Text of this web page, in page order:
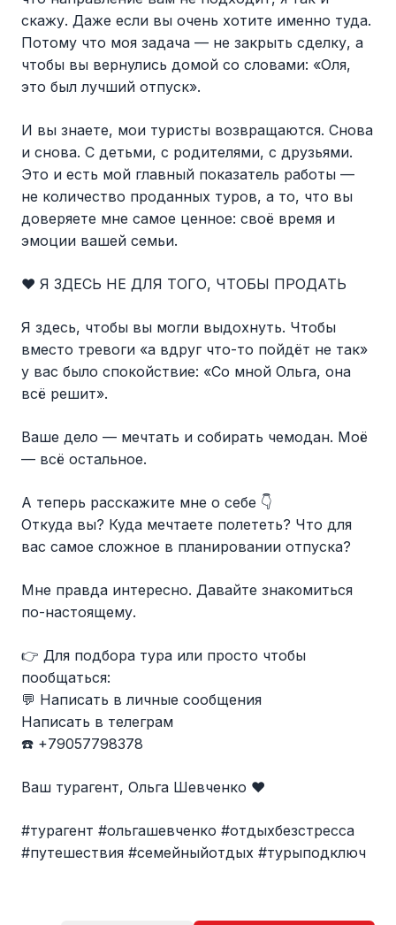
скажу. Даже если вы очень хотите именно туда.
Потому что моя задача — не закрыть сделку, а
чтобы вы вернулись домой со словами: «Оля,
это был лучший отпуск».
И вы знаете, мои туристы возвращаются. Снова
и снова. С детьми, с родителями, с друзьями.
Это и есть мой главный показатель работы —
не количество проданных туров, а то, что вы
доверяете мне самое ценное: своё время и
эмоции вашей семьи.
❤️ Я ЗДЕСЬ НЕ ДЛЯ ТОГО, ЧТОБЫ ПРОДАТЬ
Я здесь, чтобы вы могли выдохнуть. Чтобы
вместо тревоги «а вдруг что-то пойдёт не так»
у вас было спокойствие: «Со мной Ольга, она
всё решит».
Ваше дело — мечтать и собирать чемодан. Моё
— всё остальное.
А теперь расскажите мне о себе 👇
Откуда вы? Куда мечтаете полететь? Что для
вас самое сложное в планировании отпуска?
Мне правда интересно. Давайте знакомиться
по-настоящему.
👉 Для подбора тура или просто чтобы
пообщаться:
💬 Написать в личные сообщения
Написать в телеграм
☎️ +79057798378
Ваш турагент, Ольга Шевченко ❤️
#турагент #ольгашевченко #отдыхбезстресса
#путешествия #семейныйотдых #турыподключ